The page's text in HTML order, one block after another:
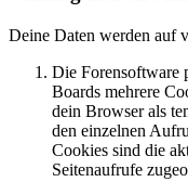
Deine Daten werden auf
Die Forensoftware
Boards mehrere
dein Browser als
den einzelnen
Cookies sind die
Seitenaufrufe